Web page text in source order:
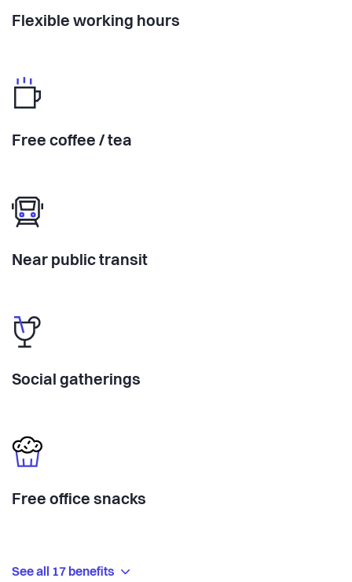
Flexible working hours
Free coffee / tea
Near public transit
Social gatherings
Free office snacks
See all 17 benefits